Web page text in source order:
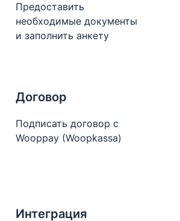
Предоставить
необходимые документы
и заполнить анкету
Договор
Подписать договор с
Wooppay (Woopkassa)
Интеграция